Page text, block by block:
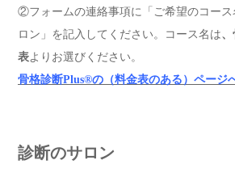
②フォームの連絡事項に「ご希望のコース
ロン」を記入してください。コース名は
表よりお選びください。
骨格診断Plus®︎の（料金表のある）ページ
診断のサロン